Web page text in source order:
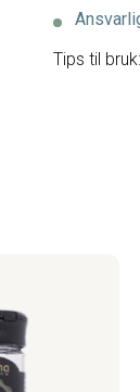
Tips til